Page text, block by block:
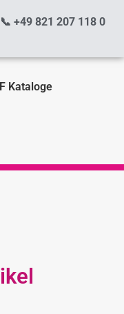
📞 +49 821 207 118 0
Kataloge